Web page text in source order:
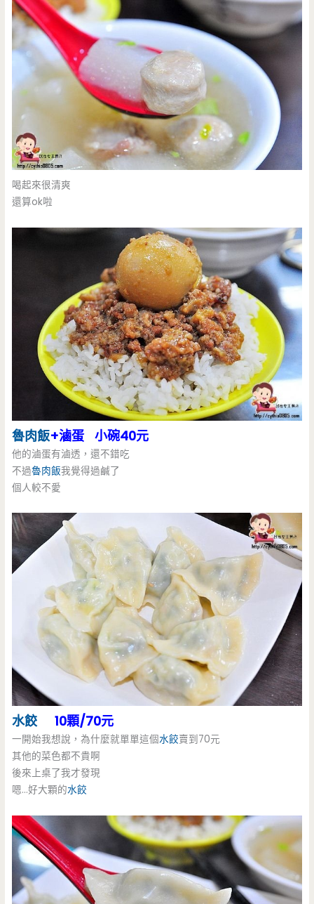
喝起來很清爽
還算ok啦
魯肉飯+滷蛋 小碗40元
他的滷蛋有滷透，還不錯吃
不過魯肉飯我覺得過鹹了
個人較不愛
水餃 10顆/70元
一開始我想說，為什麼就單單這個水餃賣到70元
其他的菜色都不貴啊
後來上桌了我才發現
嗯…好大顆的水餃